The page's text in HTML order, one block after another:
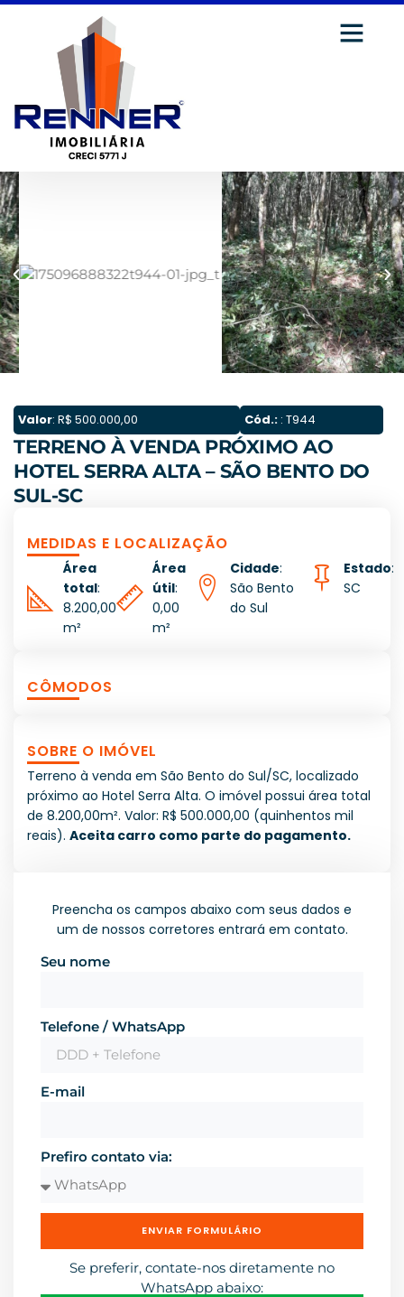
Valor: R$ 500.000,00 Cód.: : T944
TERRENO À VENDA PRÓXIMO AO
HOTEL SERRA ALTA – SÃO BENTO DO
SUL-SC
MEDIDAS E LOCALIZAÇÃO
Área
total:
8.200,00
m²
Área
útil:
0,00
m²
Cidade:
São Bento
do Sul
Estado:
SC
CÔMODOS
SOBRE O IMÓVEL
Terreno à venda em São Bento do Sul/SC, localizado
próximo ao Hotel Serra Alta. O imóvel possui área total
de 8.200,00m². Valor: R$ 500.000,00 (quinhentos mil
reais). Aceita carro como parte do pagamento.
Preencha os campos abaixo com seus dados e
um de nossos corretores entrará em contato.
Seu nome
Telefone / WhatsApp
E-mail
Prefiro contato via:
ENVIAR FORMULÁRIO
Se preferir, contate-nos diretamente no
WhatsApp abaixo: